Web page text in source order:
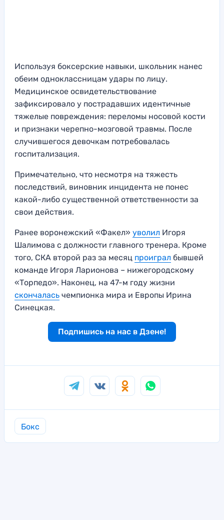
Используя боксерские навыки, школьник нанес
обеим одноклассницам удары по лицу.
Медицинское освидетельствование
зафиксировало у пострадавших идентичные
тяжелые повреждения: переломы носовой кости
и признаки черепно-мозговой травмы. После
случившегося девочкам потребовалась
госпитализация.
Примечательно, что несмотря на тяжесть
последствий, виновник инцидента не понес
какой-либо существенной ответственности за
свои действия.
Ранее воронежский «Факел» уволил Игоря
Шалимова с должности главного тренера. Кроме
того, СКА второй раз за месяц проиграл бывшей
команде Игоря Ларионова – нижегородскому
«Торпедо». Наконец, на 47-м году жизни
скончалась чемпионка мира и Европы Ирина
Синецкая.
Подпишись на нас в Дзене!
Бокс